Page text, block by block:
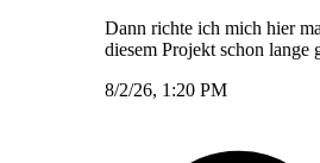
Dann richte ich mich hier
diesem Projekt schon lange
8/2/26, 1:20 PM